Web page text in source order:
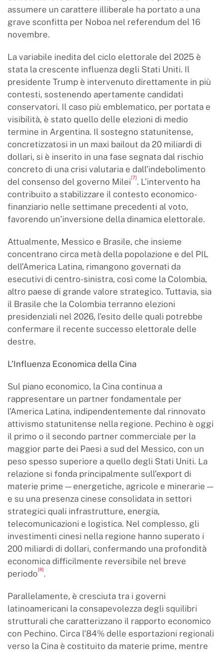
assumere un carattere illiberale ha portato a una
grave sconfitta per Noboa nel referendum del 16
novembre.
La variabile inedita del ciclo elettorale del 2025 è
stata la crescente influenza degli Stati Uniti. Il
presidente Trump è intervenuto direttamente in più
contesti, sostenendo apertamente candidati
conservatori. Il caso più emblematico, per portata e
visibilità, è stato quello delle elezioni di medio
termine in Argentina. Il sostegno statunitense,
concretizzatosi in un maxi bailout da 20 miliardi di
dollari, si è inserito in una fase segnata dal rischio
concreto di una crisi valutaria e dall’indebolimento
del consenso del governo Milei[7]. L’intervento ha
contribuito a stabilizzare il contesto economico-
finanziario nelle settimane precedenti al voto,
favorendo un’inversione della dinamica elettorale.
Attualmente, Messico e Brasile, che insieme
concentrano circa metà della popolazione e del PIL
dell’America Latina, rimangono governati da
esecutivi di centro-sinistra, così come la Colombia,
altro paese di grande valore strategico. Tuttavia, sia
il Brasile che la Colombia terranno elezioni
presidenziali nel 2026, l’esito delle quali potrebbe
confermare il recente successo elettorale delle
destre.
L’Influenza Economica della Cina
Sul piano economico, la Cina continua a
rappresentare un partner fondamentale per
l’America Latina, indipendentemente dal rinnovato
attivismo statunitense nella regione. Pechino è oggi
il primo o il secondo partner commerciale per la
maggior parte dei Paesi a sud del Messico, con un
peso spesso superiore a quello degli Stati Uniti. La
relazione si fonda principalmente sull’export di
materie prime — energetiche, agricole e minerarie —
e su una presenza cinese consolidata in settori
strategici quali infrastrutture, energia,
telecomunicazioni e logistica. Nel complesso, gli
investimenti cinesi nella regione hanno superato i
200 miliardi di dollari, confermando una profondità
economica difficilmente reversibile nel breve
periodo[8].
Parallelamente, è cresciuta tra i governi
latinoamericani la consapevolezza degli squilibri
strutturali che caratterizzano il rapporto economico
con Pechino. Circa l’84% delle esportazioni regionali
verso la Cina è costituito da materie prime, mentre